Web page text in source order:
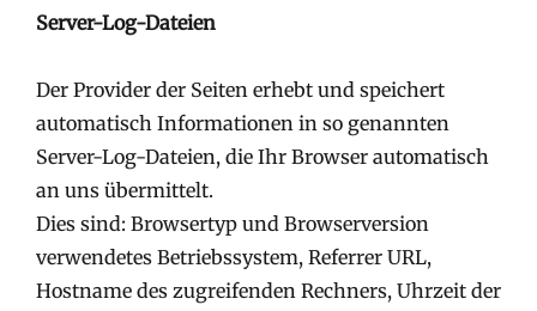
Server-Log-Dateien
Der Provider der Seiten erhebt und speichert
automatisch Informationen in so genannten
Server-Log-Dateien, die Ihr Browser automatisch
an uns übermittelt.
Dies sind: Browsertyp und Browserversion
verwendetes Betriebssystem, Referrer URL,
Hostname des zugreifenden Rechners, Uhrzeit der